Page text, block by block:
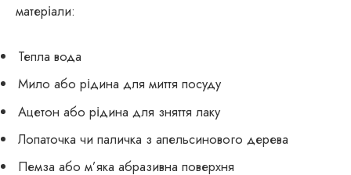
матеріали:
Тепла вода
Мило або рідина для миття посуду
Ацетон або рідина для зняття лаку
Лопаточка чи паличка з апельсинового дерева
Пемза або м’яка абразивна поверхня